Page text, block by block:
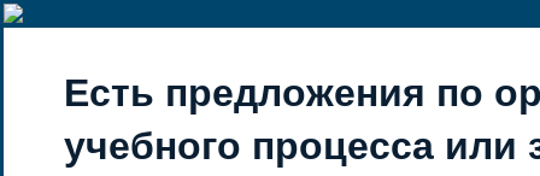
Есть предложения по
учебного процесса или